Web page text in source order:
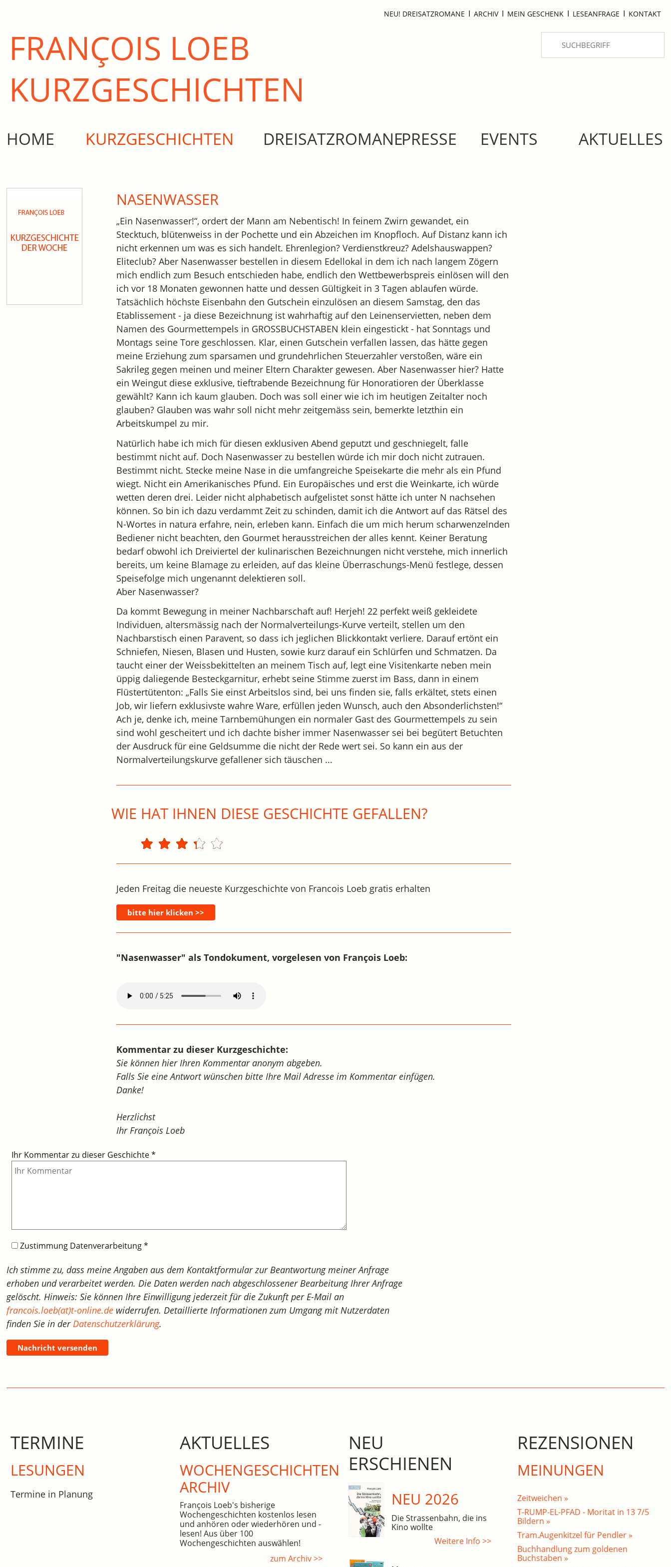
NEU! DREISATZROMANE I ARCHIV I MEIN GESCHENK I LESEANFRAGE I KONTAKT
FRANÇOIS LOEB
KURZ­GESCHICHTEN
HOME KURZGESCHICHTEN DREISATZROMANEPRESSE EVENTS AKTUELLES
NASENWASSER
„Ein Nasenwasser!“, ordert der Mann am Nebentisch! In feinem Zwirn gewandet, ein
Stecktuch, blütenweiss in der Pochette und ein Abzeichen im Knopfloch. Auf Distanz kann ich
nicht erkennen um was es sich handelt. Ehrenlegion? Verdienstkreuz? Adelshauswappen?
Eliteclub? Aber Nasenwasser bestellen in diesem Edellokal in dem ich nach langem Zögern
mich endlich zum Besuch entschieden habe, endlich den Wettbewerbspreis einlösen will den
ich vor 18 Monaten gewonnen hatte und dessen Gültigkeit in 3 Tagen ablaufen würde.
Tatsächlich höchste Eisenbahn den Gutschein einzulösen an diesem Samstag, den das
Etablissement - ja diese Bezeichnung ist wahrhaftig auf den Leinenservietten, neben dem
Namen des Gourmettempels in GROSSBUCHSTABEN klein eingestickt - hat Sonntags und
Montags seine Tore geschlossen. Klar, einen Gutschein verfallen lassen, das hätte gegen
meine Erziehung zum sparsamen und grundehrlichen Steuerzahler verstoßen, wäre ein
Sakrileg gegen meinen und meiner Eltern Charakter gewesen. Aber Nasenwasser hier? Hatte
ein Weingut diese exklusive, tieftrabende Bezeichnung für Honoratioren der Überklasse
gewählt? Kann ich kaum glauben. Doch was soll einer wie ich im heutigen Zeitalter noch
glauben? Glauben was wahr soll nicht mehr zeitgemäss sein, bemerkte letzthin ein
Arbeitskumpel zu mir.
Natürlich habe ich mich für diesen exklusiven Abend geputzt und geschniegelt, falle
bestimmt nicht auf. Doch Nasenwasser zu bestellen würde ich mir doch nicht zutrauen.
Bestimmt nicht. Stecke meine Nase in die umfangreiche Speisekarte die mehr als ein Pfund
wiegt. Nicht ein Amerikanisches Pfund. Ein Europäisches und erst die Weinkarte, ich würde
wetten deren drei. Leider nicht alphabetisch aufgelistet sonst hätte ich unter N nachsehen
können. So bin ich dazu verdammt Zeit zu schinden, damit ich die Antwort auf das Rätsel des
N-Wortes in natura erfahre, nein, erleben kann. Einfach die um mich herum scharwenzelnden
Bediener nicht beachten, den Gourmet herausstreichen der alles kennt. Keiner Beratung
bedarf obwohl ich Dreiviertel der kulinarischen Bezeichnungen nicht verstehe, mich innerlich
bereits, um keine Blamage zu erleiden, auf das kleine Überraschungs-Menü festlege, dessen
Speisefolge mich ungenannt delektieren soll.
Aber Nasenwasser?
Da kommt Bewegung in meiner Nachbarschaft auf! Herjeh! 22 perfekt weiß gekleidete
Individuen, altersmässig nach der Normalverteilungs-Kurve verteilt, stellen um den
Nachbarstisch einen Paravent, so dass ich jeglichen Blickkontakt verliere. Darauf ertönt ein
Schniefen, Niesen, Blasen und Husten, sowie kurz darauf ein Schlürfen und Schmatzen. Da
taucht einer der Weissbekittelten an meinem Tisch auf, legt eine Visitenkarte neben mein
üppig daliegende Besteckgarnitur, erhebt seine Stimme zuerst im Bass, dann in einem
Flüstertütenton: „Falls Sie einst Arbeitslos sind, bei uns finden sie, falls erkältet, stets einen
Job, wir liefern exklusivste wahre Ware, erfüllen jeden Wunsch, auch den Absonderlichsten!“
Ach je, denke ich, meine Tarnbemühungen ein normaler Gast des Gourmettempels zu sein
sind wohl gescheitert und ich dachte bisher immer Nasenwasser sei bei begütert Betuchten
der Ausdruck für eine Geldsumme die nicht der Rede wert sei. So kann ein aus der
Normalverteilungskurve gefallener sich täuschen ...
WIE HAT IHNEN DIESE GESCHICHTE GEFALLEN?
Jeden Freitag die neueste Kurzgeschichte von Francois Loeb gratis erhalten
"Nasenwasser" als Tondokument, vorgelesen von François Loeb:
Kommentar zu dieser Kurzgeschichte:
Sie können hier Ihren Kommentar anonym abgeben.
Falls Sie eine Antwort wünschen bitte Ihre Mail Adresse im Kommentar einfügen.
Danke!
Herzlichst
Ihr François Loeb
Ihr Kommentar zu dieser Geschichte*
Zustimmung Datenverarbeitung*
Ich stimme zu, dass meine Angaben aus dem Kontaktformular zur Beantwortung meiner Anfrage
erhoben und verarbeitet werden. Die Daten werden nach abgeschlossener Bearbeitung Ihrer Anfrage
gelöscht. Hinweis: Sie können Ihre Einwilligung jederzeit für die Zukunft per E-Mail an
francois.loeb(at)t-online.de widerrufen. Detaillierte Informationen zum Umgang mit Nutzerdaten
finden Sie in der Datenschutzerklärung.
Nachricht versenden
TERMINE
LESUNGEN
Termine in Planung
AKTUELLES
WOCHEN­GE­SCHICHTEN
ARCHIV
François Loeb's bisherige
Wochengeschichten kostenlos lesen
und anhören oder wiederhören und -
lesen! Aus über 100
Wochengeschichten auswählen!
zum Archiv >>
NEU
ERSCHIENEN
NEU 2026
Die Strassenbahn, die ins
Kino wollte
Weitere Info >>
REZENSIONEN
MEINUNGEN
Zeitweichen »
T-RUMP-EL-PFAD - Moritat in 13 7/5
Bildern »
Tram.Augenkitzel für Pendler »
Buchhandlung zum goldenen
Buchstaben »